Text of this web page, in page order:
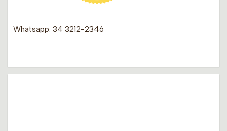
Whatsapp: 34 3212-2346